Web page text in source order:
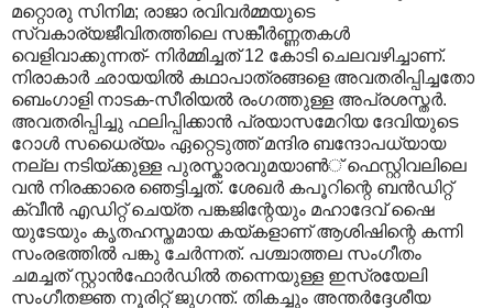
മറ്റൊരു സിനിമ; രാജാ രവിവര്‍മ്മയുടെ
സ്വകാര്യജീവിതത്തിലെ സങ്കീര്‍ണ്ണതകള്‍
വെളിവാക്കുന്നത്- നിര്‍മ്മിച്ചത് 12 കോടി ചെലവഴിച്ചാണ്.
നിരാകാര്‍ ഛായയില്‍ കഥാപാത്രങ്ങളെ അവതരിപ്പിച്ചതോ
ബെംഗാളി നാടക-സീരിയല്‍ രംഗത്തുള്ള അപ്രശസ്തര്‍.
അവതരിപ്പിച്ചു ഫലിപ്പിക്കാന്‍ പ്രയാസമേറിയ ദേവിയുടെ
റോള്‍ സധൈര്യം ഏറ്റെടുത്ത് മന്ദിര ബന്ദോപധ്യായ
നല്ല നടിയ്ക്കുള്ള പുരസ്കാരവുമയാണ്‍് ഫെസ്റ്റിവലിലെ
വന്‍ നിരക്കാരെ ഞെട്ടിച്ചത്.‍ ശേഖര്‍ കപൂറിന്റെ ബന്‍ഡിറ്റ്
ക്വീന്‍ എഡിറ്റ് ചെയ്ത പങ്കജിന്റേയും മഹാദേവ് ഷൈ
യുടേയും കൃതഹസ്തമായ കയ്കളാണ് ആശിഷിന്റെ കന്നി
സംരഭത്തില്‍ പങ്കു ചേര്‍ന്നത്. പശ്ചാത്തല സംഗീതം
ചമച്ചത് സ്റ്റാന്‍ഫോര്‍ഡില്‍ തന്നെയുള്ള ഇസ്രയേലി
സംഗീതജ്ഞ നൂരിറ്റ് ജുഗന്ത്. തികച്ചും അന്തർദ്ദേശീയ